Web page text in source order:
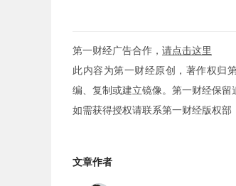
第一财经广告合作， 请点击这里
此内容为第一财经原创，著作权归
编、复制或建立镜像。第一财经保留
如需获得授权请联系第一财经版权部
文章作者